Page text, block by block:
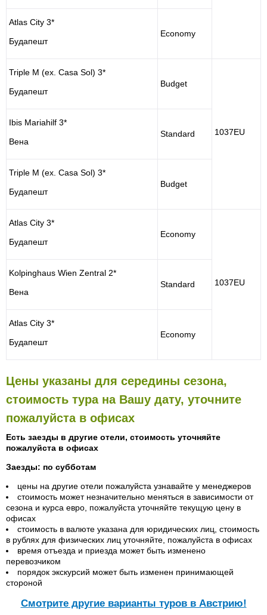
Atlas City 3*
Будапешт
Economy
Triple M (ex. Casa Sol) 3*
Будапешт
Budget
1037EU
Ibis Mariahilf 3*
Вена
Standard
Triple M (ex. Casa Sol) 3*
Будапешт
Budget
Atlas City 3*
Будапешт
Economy
1037EU
Kolpinghaus Wien Zentral 2*
Вена
Standard
Atlas City 3*
Будапешт
Economy
Цены указаны для середины сезона,
стоимость тура на Вашу дату, уточните
пожалуйста в офисах
Есть заезды в другие отели, стоимость уточняйте
пожалуйста в офисах
Заезды: по субботам
цены на другие отели пожалуйста узнавайте у менеджеров
стоимость может незначительно меняться в зависимости от
сезона и курса евро, пожалуйста уточняйте текущую цену в
офисах
стоимость в валюте указана для юридических лиц, стоимость
в рублях для физических лиц уточняйте, пожалуйста в офисах
время отъезда и приезда может быть изменено
перевозчиком
порядок экскурсий может быть изменен принимающей
стороной
Cмотрите другие варианты туров в Австрию!